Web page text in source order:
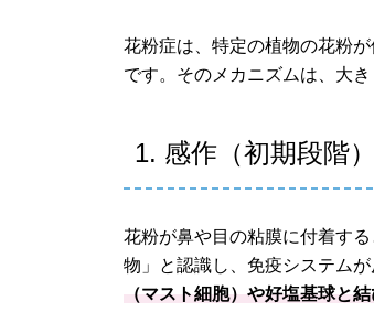
花粉症は、特定の植物の花粉
です。そのメカニズムは、大
1. 感作（初期段階）
花粉が鼻や目の粘膜に付着す
物」と認識し、免疫システム
（マスト細胞）や好塩基球と